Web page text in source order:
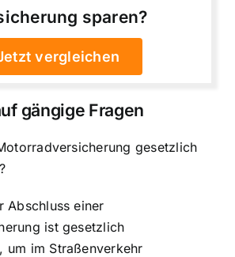
sparen?
vergleichen
gängige Fragen
gesetzlich
Abschluss einer
ist gesetzlich
um im Straßenverkehr